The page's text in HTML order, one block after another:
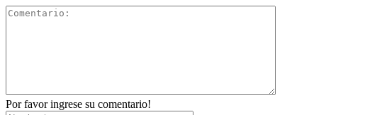
Por favor ingrese su comentario!